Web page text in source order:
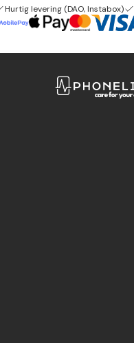
Hurtig levering (DAO, Instabox)